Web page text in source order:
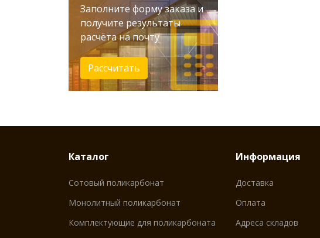
Заполните форму заказа и
получите результаты
расчёта на почту
Рассчитать
Каталог
Сотовый поликарбонат
Монолитный поликарбонат
Комплектующие для поликарбоната
Информация
Доставка
Оплата
Адреса складов